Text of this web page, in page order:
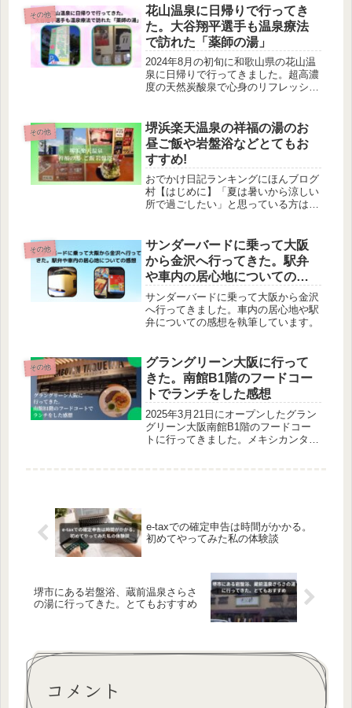
いように参考になります。
その他
花山温泉に日帰りで行ってき
た。大谷翔平選手も温泉療法
で訪れた「薬師の湯」
2024年8月の初旬に和歌山県の花山温
泉に日帰りで行ってきました。超高濃
度の天然炭酸泉で心身のリフレッシュ
を見ることができました。
その他
堺浜楽天温泉の祥福の湯のお
昼ご飯や岩盤浴などとてもお
すすめ!
おでかけ日記ランキングにほんブログ
村【はじめに】「夏は暑いから涼しい
所で過ごしたい」と思っている方は多
浴に行くことがあります。今まで行っ
てみたところも良かったのですが、ネ
ッ...
その他
サンダーバードに乗って大阪
から金沢へ行ってきた。駅弁
や車内の居心地についての感
想
サンダーバードに乗って大阪から金沢
へ行ってきました。車内の居心地や駅
弁についての感想を執筆しています。
その他
グラングリーン大阪に行って
きた。南館B1階のフードコー
トでランチをした感想
2025年3月21日にオープンしたグラン
グリーン大阪南館B1階のフードコー
トに行ってきました。メキシカンタコ
e-taxでの確定申告は時間がかかる。
初めてやってみた私の体験談
堺市にある岩盤浴、蔵前温泉さらさ
の湯に行ってきた。とてもおすすめ
コメント